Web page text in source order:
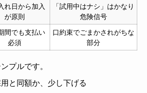
れ日から加入
が原則
「試用中はナシ」はかなり
危険信号
間でも支払い
必須
口約束でごまかされがちな
部分
プルです。
と同額か、少し下げる